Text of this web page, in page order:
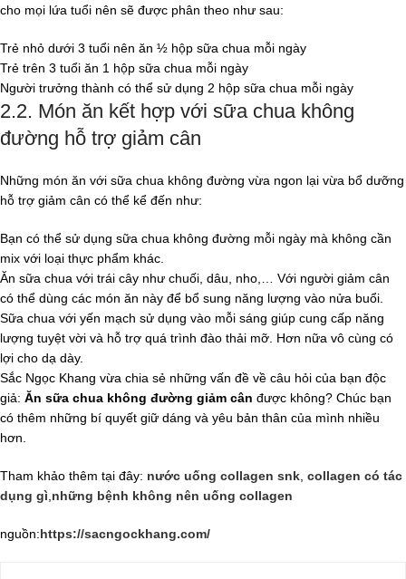
cho mọi lứa tuổi nên sẽ được phân theo như sau:
Trẻ nhỏ dưới 3 tuổi nên ăn ½ hộp sữa chua mỗi ngày
Trẻ trên 3 tuổi ăn 1 hộp sữa chua mỗi ngày
Người trưởng thành có thể sử dụng 2 hộp sữa chua mỗi ngày
2.2. Món ăn kết hợp với sữa chua không
đường hỗ trợ giảm cân
Những món ăn với sữa chua không đường vừa ngon lại vừa bổ dưỡng
hỗ trợ giảm cân có thể kể đến như:
Bạn có thể sử dụng sữa chua không đường mỗi ngày mà không cần
mix với loại thực phẩm khác.
Ăn sữa chua với trái cây như chuối, dâu, nho,… Với người giảm cân
có thể dùng các món ăn này để bổ sung năng lượng vào nửa buổi.
Sữa chua với yến mạch sử dụng vào mỗi sáng giúp cung cấp năng
lượng tuyệt vời và hỗ trợ quá trình đào thải mỡ. Hơn nữa vô cùng có
lợi cho dạ dày.
Sắc Ngọc Khang vừa chia sẻ những vấn đề về câu hỏi của bạn độc
giả: Ăn sữa chua không đường giảm cân được không? Chúc bạn
có thêm những bí quyết giữ dáng và yêu bản thân của mình nhiều
hơn.
Tham khảo thêm tại đây: nước uống collagen snk collagen có tác
dụng gì những bệnh không nên uống collagen
nguồn:https://sacngockhang.com/